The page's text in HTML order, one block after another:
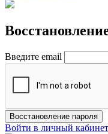
Введите email
Восстановление пароля
Войти в личный кабинет